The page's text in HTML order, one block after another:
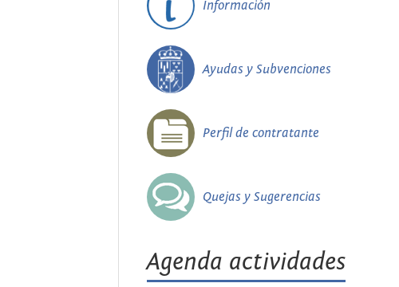
Información
Ayudas y Subvenciones
Perfil de contratante
Quejas y Sugerencias
Agenda actividades